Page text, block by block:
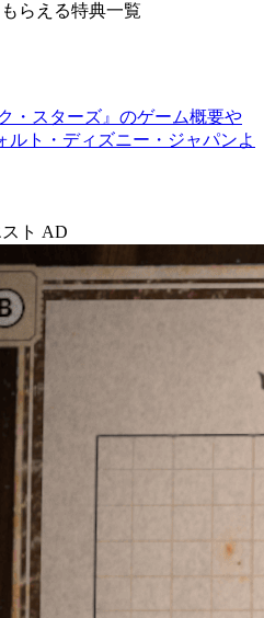
らえる特典一覧
・スターズ』のゲーム概要や
ト・ディズニー・ジャパンよ
ト AD